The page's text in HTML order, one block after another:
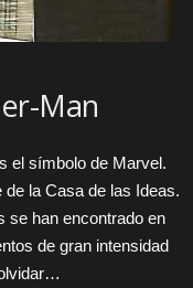
Man
el símbolo de Marvel.
la Casa de las Ideas.
se han encontrado en
de gran intensidad